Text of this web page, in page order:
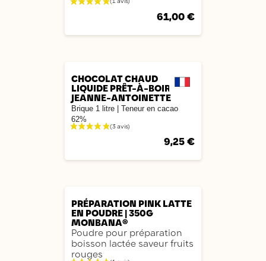
61,00 €
CHOCOLAT CHAUD
LIQUIDE PRÊT-À-BOIRE |
JEANNE-ANTOINETTE
Brique 1 litre
Teneur en cacao
62%
9,25 €
PRÉPARATION PINK LATTE
EN POUDRE | 350G
MONBANA®
Poudre pour préparation
boisson lactée saveur fruits
rouges